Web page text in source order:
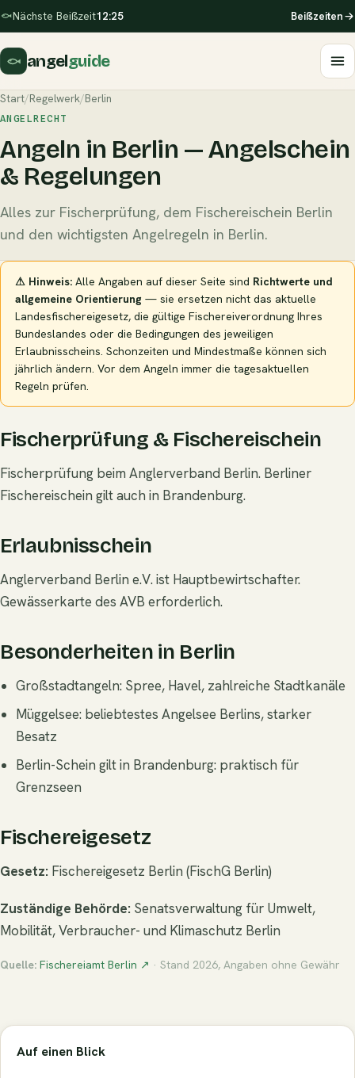
Nächste Beißzeit12:25 Beißzeiten
angelguide
Start/Regelwerk/Berlin
ANGELRECHT
Angeln in Berlin — Angelschein
& Regelungen
Alles zur Fischerprüfung, dem Fischereischein Berlin
und den wichtigsten Angelregeln in Berlin.
⚠ Hinweis: Alle Angaben auf dieser Seite sind Richtwerte und
allgemeine Orientierung — sie ersetzen nicht das aktuelle
Landesfischereigesetz, die gültige Fischereiverordnung Ihres
Bundeslandes oder die Bedingungen des jeweiligen
Erlaubnisscheins. Schonzeiten und Mindestmaße können sich
jährlich ändern. Vor dem Angeln immer die tagesaktuellen
Regeln prüfen.
Fischerprüfung & Fischereischein
Fischerprüfung beim Anglerverband Berlin. Berliner
Fischereischein gilt auch in Brandenburg.
Erlaubnisschein
Anglerverband Berlin e.V. ist Hauptbewirtschafter.
Gewässerkarte des AVB erforderlich.
Besonderheiten in Berlin
Großstadtangeln: Spree, Havel, zahlreiche Stadtkanäle
Müggelsee: beliebtestes Angelsee Berlins, starker
Besatz
Berlin-Schein gilt in Brandenburg: praktisch für
Grenzseen
Fischereigesetz
Gesetz: Fischereigesetz Berlin (FischG Berlin)
Zuständige Behörde: Senatsverwaltung für Umwelt,
Mobilität, Verbraucher- und Klimaschutz Berlin
Quelle: Fischereiamt Berlin ↗ · Stand 2026, Angaben ohne Gewähr
Auf einen Blick